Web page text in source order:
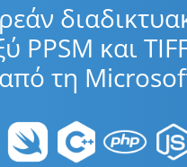
PPSM και
τη